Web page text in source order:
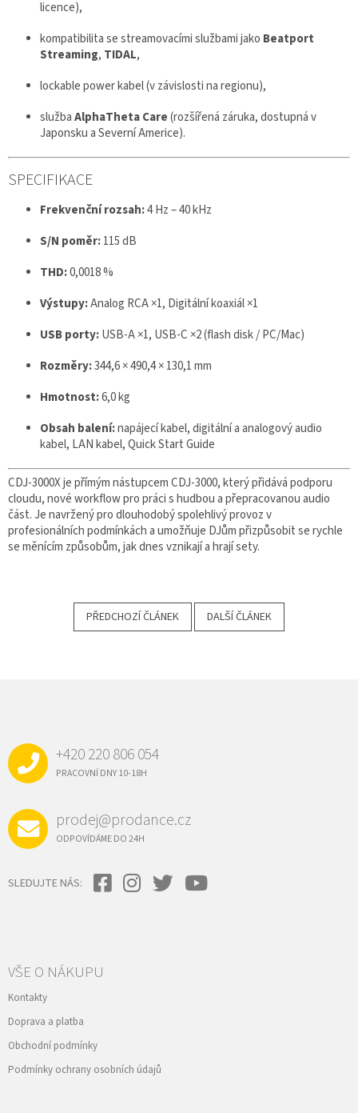
licence),
kompatibilita se streamovacími službami jako Beatport
Streaming, TIDAL,
lockable power kabel (v závislosti na regionu),
službaAlphaTheta Care(rozšířená záruka, dostupná v
Japonsku a Severní Americe).
SPECIFIKACE
Frekvenční rozsah:4 Hz – 40 kHz
S/N poměr:115 dB
THD:0,0018 %
Výstupy:Analog RCA ×1, Digitální koaxiál ×1
USB porty:USB-A ×1, USB-C ×2 (flash disk / PC/Mac)
Rozměry:344,6 × 490,4 × 130,1 mm
Hmotnost:6,0 kg
Obsah balení:napájecí kabel, digitální a analogový audio
kabel, LAN kabel, Quick Start Guide
CDJ-3000X je přímým nástupcem CDJ-3000, který přidává podporu
cloudu, nové workflow pro práci s hudbou a přepracovanou audio
část. Je navržený pro dlouhodobý spolehlivý provoz v
profesionálních podmínkách a umožňuje DJům přizpůsobit se rychle
se měnícím způsobům, jak dnes vznikají a hrají sety.
PŘEDCHOZÍ ČLÁNEK DALŠÍ ČLÁNEK
+420 220 806 054
PRACOVNÍ DNY 10-18H
prodej@prodance.cz
ODPOVÍDÁME DO 24H
SLEDUJTE NÁS:
VŠE O NÁKUPU
Kontakty
Doprava a platba
Obchodní podmínky
Podmínky ochrany osobních údajů